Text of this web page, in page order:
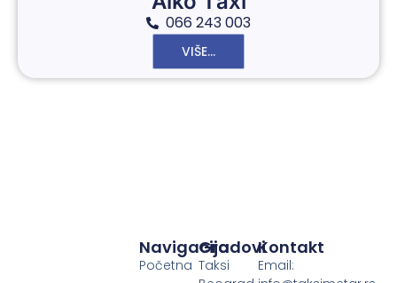
066 243 003
VIŠE...
Gradovi
Taksi
Navigacija
Početna
Kontakt
Email: